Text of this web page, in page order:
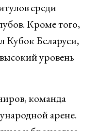
среди
Кроме того,
Кубок Беларуси,
уровень
команда
арене.